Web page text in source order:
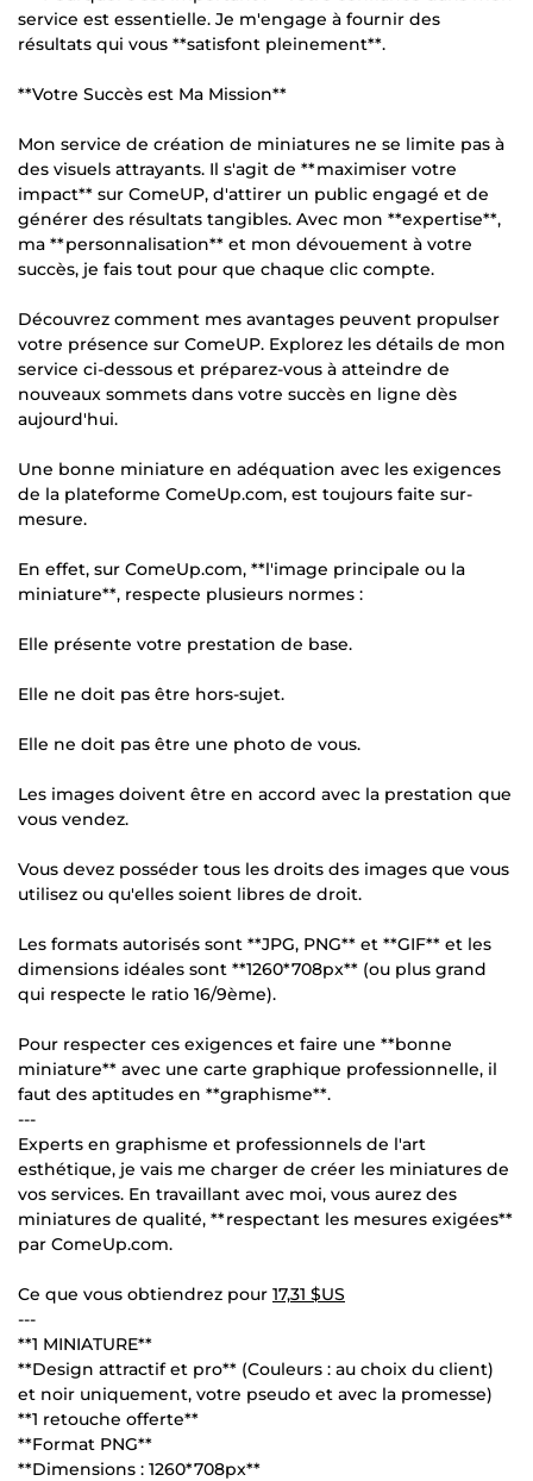
service est essentielle. Je m'engage à fournir des
résultats qui vous **satisfont pleinement**.
**Votre Succès est Ma Mission**
Mon service de création de miniatures ne se limite pas à
des visuels attrayants. Il s'agit de **maximiser votre
impact** sur ComeUP, d'attirer un public engagé et de
générer des résultats tangibles. Avec mon **expertise**,
ma **personnalisation** et mon dévouement à votre
succès, je fais tout pour que chaque clic compte.
Découvrez comment mes avantages peuvent propulser
votre présence sur ComeUP. Explorez les détails de mon
service ci-dessous et préparez-vous à atteindre de
nouveaux sommets dans votre succès en ligne dès
aujourd'hui.
Une bonne miniature en adéquation avec les exigences
de la plateforme ComeUp.com, est toujours faite sur-
mesure.
En effet, sur ComeUp.com, **l'image principale ou la
miniature**, respecte plusieurs normes :
Elle présente votre prestation de base.
Elle ne doit pas être hors-sujet.
Elle ne doit pas être une photo de vous.
Les images doivent être en accord avec la prestation que
vous vendez.
Vous devez posséder tous les droits des images que vous
utilisez ou qu'elles soient libres de droit.
Les formats autorisés sont **JPG, PNG** et **GIF** et les
dimensions idéales sont **1260*708px** (ou plus grand
qui respecte le ratio 16/9ème).
Pour respecter ces exigences et faire une **bonne
miniature** avec une carte graphique professionnelle, il
faut des aptitudes en **graphisme**.
---
Experts en graphisme et professionnels de l'art
esthétique, je vais me charger de créer les miniatures de
vos services. En travaillant avec moi, vous aurez des
miniatures de qualité, **respectant les mesures exigées**
par ComeUp.com.
Ce que vous obtiendrez pour 17,31 $US
---
**1 MINIATURE**
**Design attractif et pro** (Couleurs : au choix du client)
et noir uniquement, votre pseudo et avec la promesse)
**1 retouche offerte**
**Format PNG**
**Dimensions : 1260*708px**